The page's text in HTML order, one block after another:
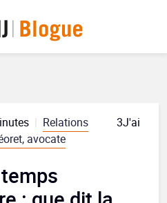
Relations
avocate
3J'aime